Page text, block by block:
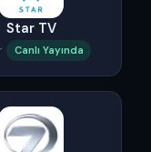
Star TV
Canlı Yayında